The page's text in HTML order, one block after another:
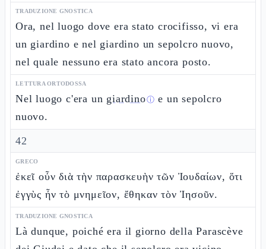
TRADUZIONE GNOSTICA
Ora, nel luogo dove era stato crocifisso, vi era
un giardino e nel giardino un sepolcro nuovo,
nel quale nessuno era stato ancora posto.
LETTURA ORTODOSSA
Nel luogo c'era un giardinoⓘ e un sepolcro
nuovo.
42
GRECO
ἐκεῖ οὖν διὰ τὴν παρασκευὴν τῶν Ἰουδαίων, ὅτι
ἐγγὺς ἦν τὸ μνημεῖον, ἔθηκαν τὸν Ἰησοῦν.
TRADUZIONE GNOSTICA
Là dunque, poiché era il giorno della Parascève